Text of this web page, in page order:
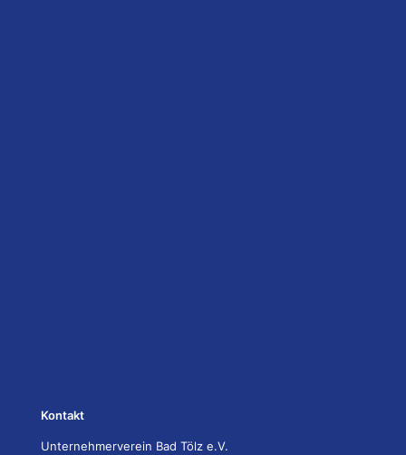
Kontakt
Unternehmerverein Bad Tölz e.V.